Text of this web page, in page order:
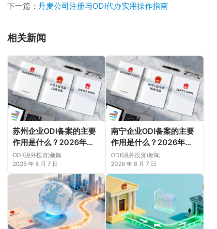
下一篇： 丹麦公司注册与ODI代办实用操作指南
相关新闻
苏州企业ODI备案的主要
作用是什么？2026年新
规下先把这几个问题弄明
白（附成功案例与正规靠
谱代办中介推荐）
ODI(境外投资)新闻
2026 年 8 月 7 日
南宁企业ODI备案的主要
作用是什么？2026年新
规下，把这件事说透
ODI(境外投资)新闻
2026 年 8 月 7 日